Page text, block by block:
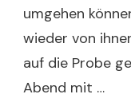
umgehen
wieder von
auf die Probe
Abend mit …